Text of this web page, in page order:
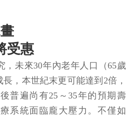
受惠
，未來30年內老年人口（65歲
，本世紀末更可能達到2倍，
普遍尚有25～35年的預期壽
系統面臨龐大壓力。不僅如